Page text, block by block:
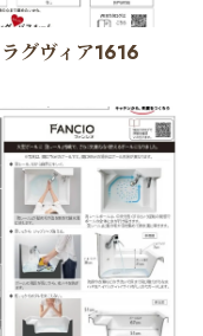
グヴィア1616